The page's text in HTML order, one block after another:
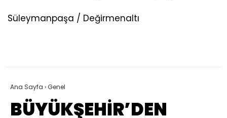
Süleymanpaşa / Değirmenaltı
Ana Sayfa ›Genel
BÜYÜKŞEHİR’DEN